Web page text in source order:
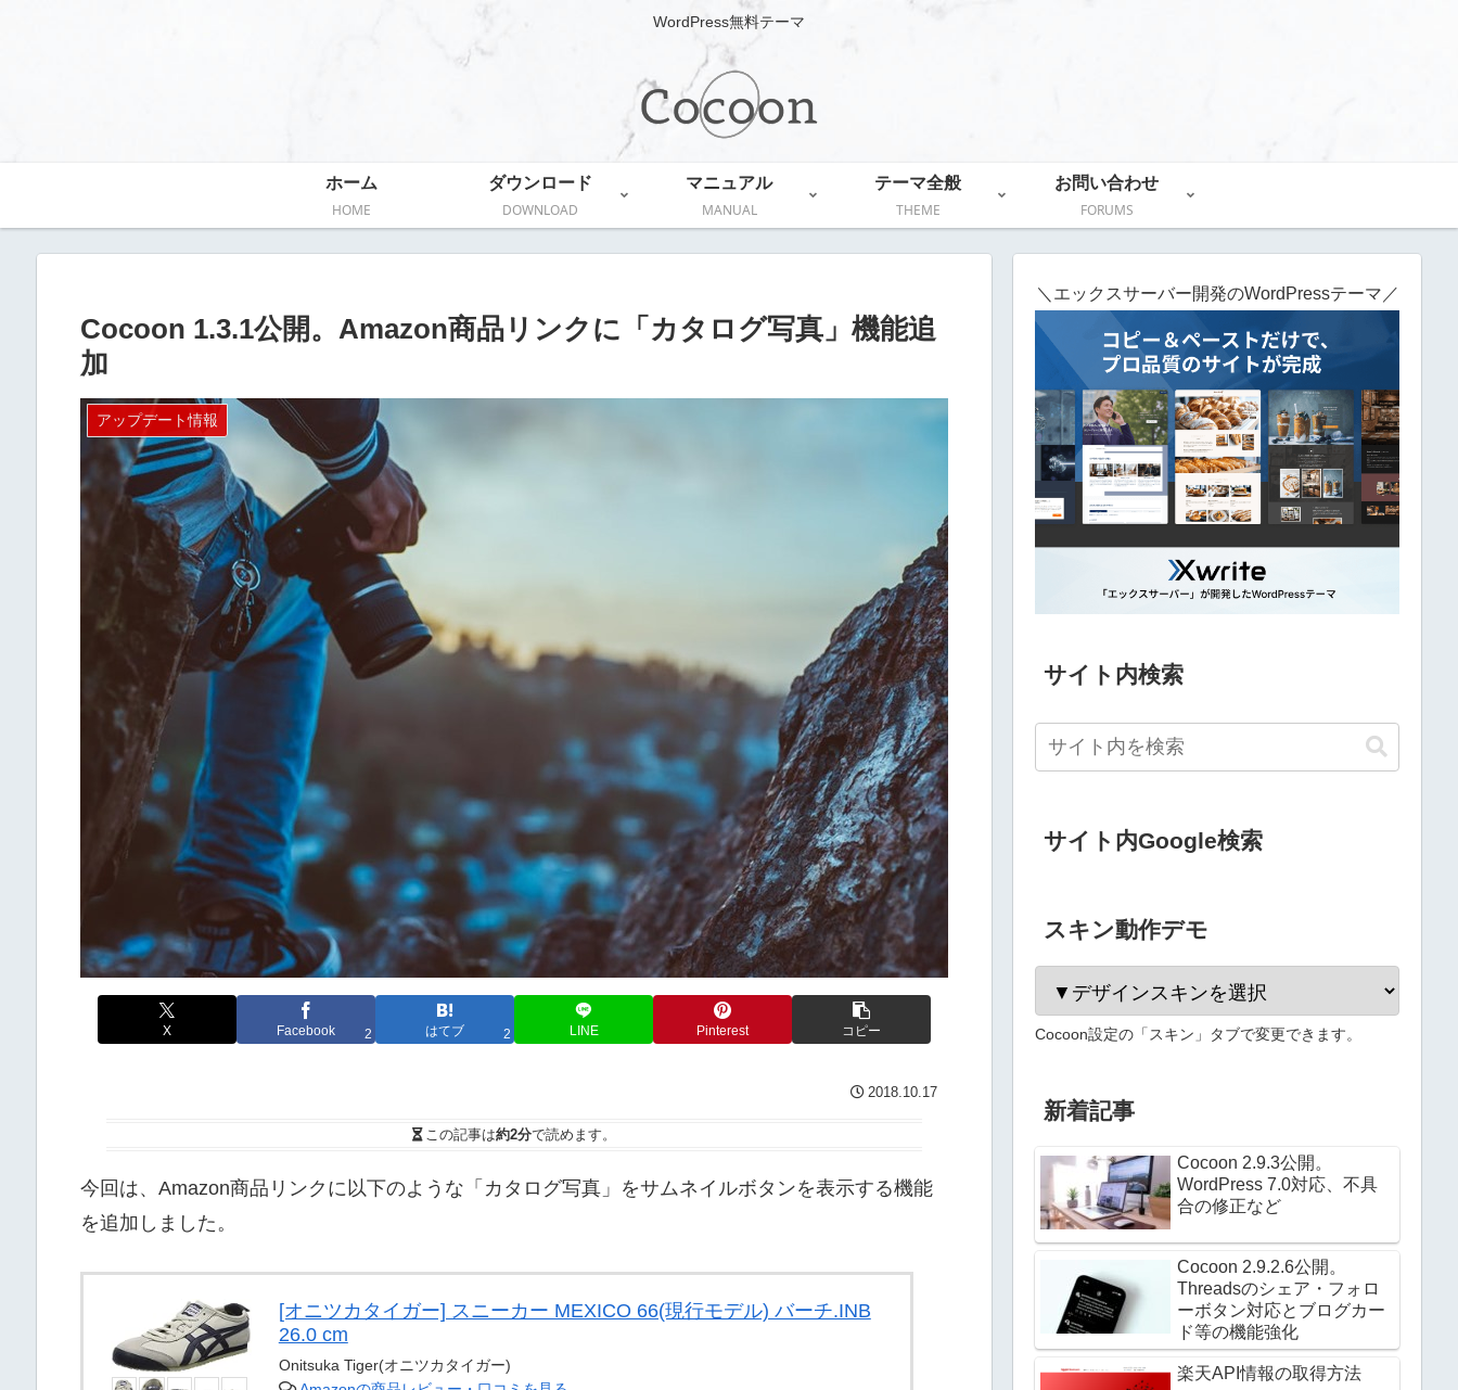
WordPress無料テーマ
ホーム
HOME
ダウンロード
DOWNLOAD
マニュアル
MANUAL
テーマ全般
THEME
お問い合わせ
FORUMS
Cocoon 1.3.1公開。Amazon商品リンクに「カタログ写真」機能追
加
アップデート情報
X Facebook 2 はてブ 2 LINE Pinterest コピー
2018.10.17
この記事は約2分で読めます。
今回は、Amazon商品リンクに以下のような「カタログ写真」をサムネイルボタンを表示する機能
を追加しました。
[オニツカタイガー] スニーカー MEXICO 66(現行モデル) バーチ.INB
26.0 cm
Onitsuka Tiger(オニツカタイガー)
＼エックスサーバー開発のWordPressテーマ／
サイト内検索
サイト内Google検索
スキン動作デモ
Cocoon設定の「スキン」タブで変更できます。
新着記事
Cocoon 2.9.3公開。
WordPress 7.0対応、不具
合の修正など
Cocoon 2.9.2.6公開。
Threadsのシェア・フォロ
ーボタン対応とブログカー
ド等の機能強化
楽天API情報の取得方法